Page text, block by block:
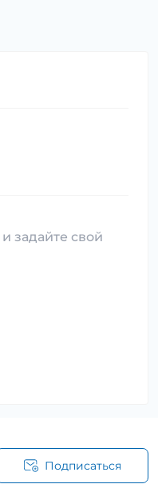
задайте свой
Подписаться